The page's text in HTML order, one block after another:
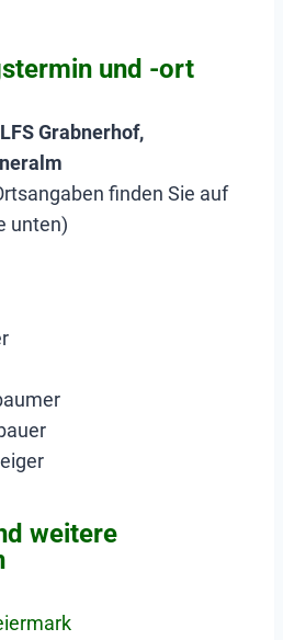
und -ort
Grabnerhof,
finden Sie auf
unten)
weitere